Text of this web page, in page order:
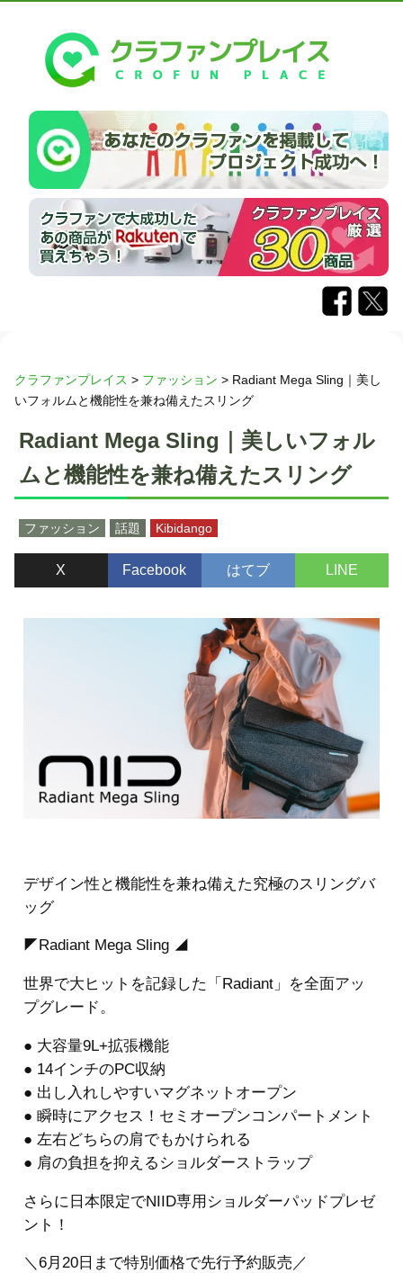
クラファンプレイス > ファッション > Radiant Mega Sling｜美し
いフォルムと機能性を兼ね備えたスリング
Radiant Mega Sling｜美しいフォル
ムと機能性を兼ね備えたスリング
ファッション 話題 Kibidango
X Facebook はてブ LINE
デザイン性と機能性を兼ね備えた究極のスリングバ
ッグ
◤Radiant Mega Sling ◢
世界で大ヒットを記録した「Radiant」を全面アッ
プグレード。
● 大容量9L+拡張機能
● 14インチのPC収納
● 出し入れしやすいマグネットオープン
● 瞬時にアクセス！セミオープンコンパートメント
● 左右どちらの肩でもかけられる
● 肩の負担を抑えるショルダーストラップ
さらに日本限定でNIID専用ショルダーパッドプレゼ
ント！
＼6月20日まで特別価格で先行予約販売／